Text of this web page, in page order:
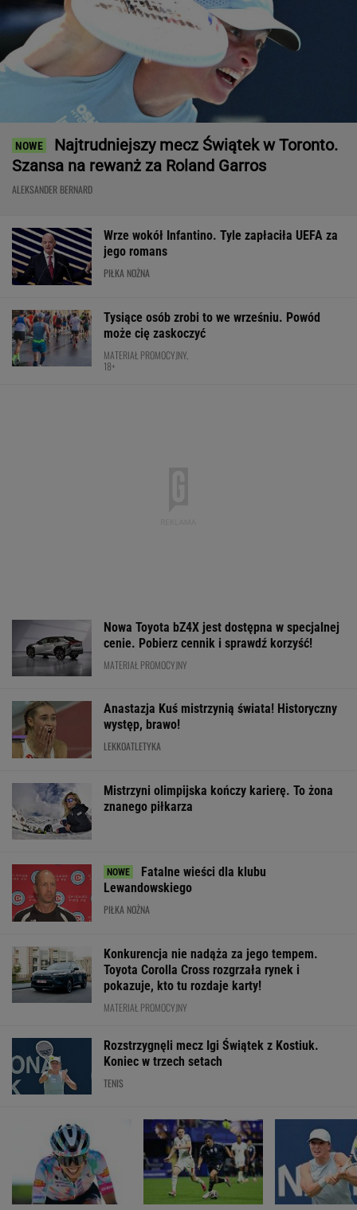
Najtrudniejszy mecz Świątek w Toronto.
Szansa na rewanż za Roland Garros
ALEKSANDER BERNARD
Wrze wokół Infantino. Tyle zapłaciła UEFA za
jego romans
PIŁKA NOŻNA
Tysiące osób zrobi to we wrześniu. Powód
może cię zaskoczyć
MATERIAŁ PROMOCYJNY,
18+
Nowa Toyota bZ4X jest dostępna w specjalnej
cenie. Pobierz cennik i sprawdź korzyść!
MATERIAŁ PROMOCYJNY
Anastazja Kuś mistrzynią świata! Historyczny
występ, brawo!
LEKKOATLETYKA
Mistrzyni olimpijska kończy karierę. To żona
znanego piłkarza
Fatalne wieści dla klubu
Lewandowskiego
PIŁKA NOŻNA
Konkurencja nie nadąża za jego tempem.
Toyota Corolla Cross rozgrzała rynek i
pokazuje, kto tu rozdaje karty!
MATERIAŁ PROMOCYJNY
Rozstrzygnęli mecz Igi Świątek z Kostiuk.
Koniec w trzech setach
TENIS